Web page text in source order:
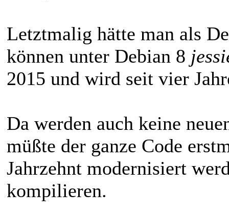
Letztmalig hätte man als
können unter Debian 8
2015 und wird seit vier
Da werden auch keine
müßte der ganze Code
Jahrzehnt modernisiert
kompilieren.